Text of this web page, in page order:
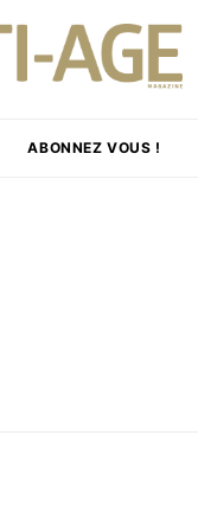
ABONNEZ VOUS !